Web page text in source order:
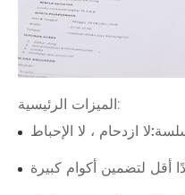
الميزات الرئيسية: